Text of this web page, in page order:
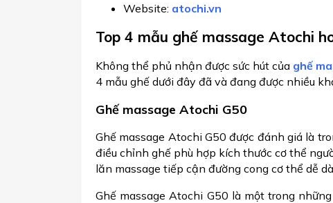
Website: atochi.vn
Top 4 mẫu ghế massage Atochi
Không thể phủ nhận được sức hút của ghế
4 mẫu ghế dưới đây đã và đang được nhiều
Ghế massage Atochi G50
Ghế massage Atochi G50 được đánh giá là
điều chỉnh ghế phù hợp kích thước cơ thể
lăn massage tiếp cận đường cong cơ thể dễ
Ghế massage Atochi G50 là một trong